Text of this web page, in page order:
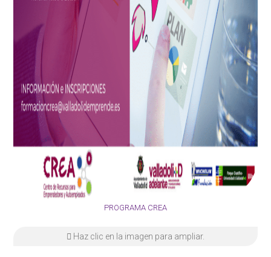
PROGRAMA CREA
Haz clic en la imagen para ampliar.